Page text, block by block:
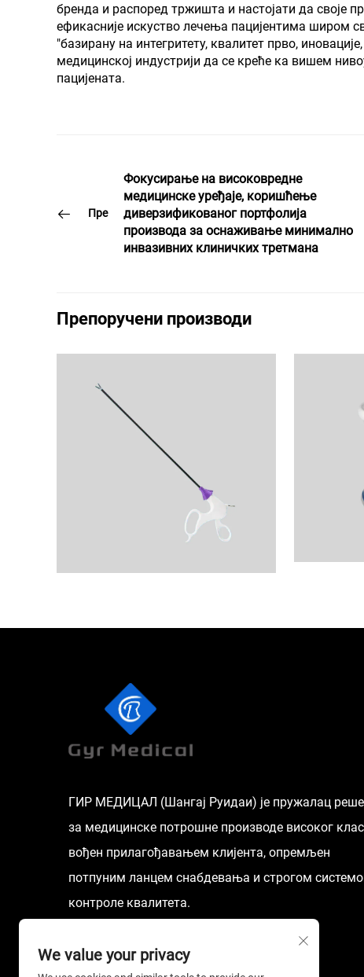
бренда и распоред тржишта и настојати да своје
ефикасније искуство лечења пацијентима широм
"базирану на интегритету, квалитет прво,
медицинској индустрији да се креће ка вишем
пацијената.
Пре
Фокусирање на високовредне
медицинске уређаје, коришћење
диверзификованог портфолија
производа за оснаживање минимално
инвазивних клиничких третмана
Препоручени производи
ГИР МЕДИЦАЛ (Шангај Руидаи) је пружалац
за медицинске потрошне производе високог
вођен прилагођавањем клијента, опремљен
потпуним ланцем снабдевања и строгом
контроле квалитета.
We value your privacy